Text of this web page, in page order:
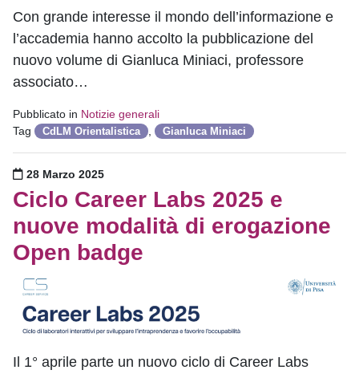
Con grande interesse il mondo dell’informazione e
l’accademia hanno accolto la pubblicazione del
nuovo volume di Gianluca Miniaci, professore
associato…
Pubblicato in Notizie generali
Tag
CdLM Orientalistica Gianluca Miniaci
Pubblicato il
28 Marzo 2025
Ciclo Career Labs 2025 e
nuove modalità di erogazione
Open badge
Il 1° aprile parte un nuovo ciclo di Career Labs